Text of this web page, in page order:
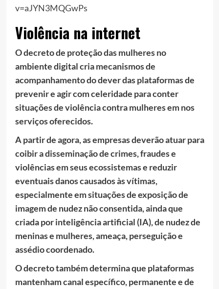
v=aJYN3MQGwPs
Violência na internet
O decreto de proteção das mulheres no
ambiente digital cria mecanismos de
acompanhamento do dever das plataformas de
prevenir e agir com celeridade para conter
situações de violência contra mulheres em nos
serviços oferecidos.
A partir de agora, as empresas deverão atuar para
coibir a disseminação de crimes, fraudes e
violências em seus ecossistemas e reduzir
eventuais danos causados às vítimas,
especialmente em situações de exposição de
imagem de nudez não consentida, ainda que
criada por inteligência artificial (IA), de nudez de
meninas e mulheres, ameaça, perseguição e
assédio coordenado.
O decreto também determina que plataformas
mantenham canal específico, permanente e de